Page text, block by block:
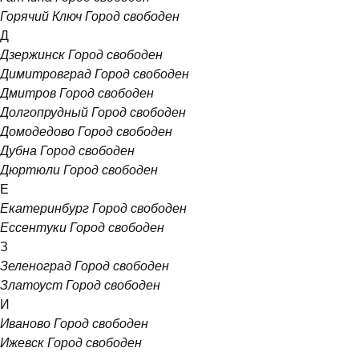
Горячий Ключ Город свободен
Д
Дзержинск Город свободен
Димитровград Город свободен
Дмитров Город свободен
Долгопрудный Город свободен
Домодедово Город свободен
Дубна Город свободен
Дюртюли Город свободен
Е
Екатеринбург Город свободен
Ессентуки Город свободен
З
Зеленоград Город свободен
Златоуст Город свободен
И
Иваново Город свободен
Ижевск Город свободен